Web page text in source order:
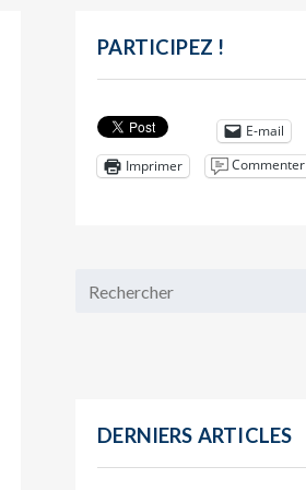
PARTICIPEZ !
E-mail
Imprimer
Commenter
DERNIERS ARTICLES